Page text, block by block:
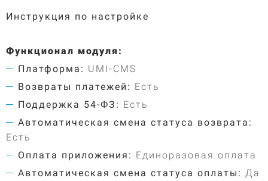
Инструкция по настройке
Функционал модуля:
Платформа: UMI-CMS
Возвраты платежей: Есть
Поддержка 54-ФЗ: Есть
Автоматическая смена статуса возврата:
Есть
Оплата приложения: Единоразовая оплата
Автоматическая смена статуса оплаты: Да